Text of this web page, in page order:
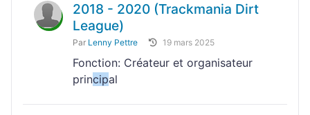
2018 - 2020 (Trackmania Dirt
League)
Par Lenny Pettre 19 mars 2025
Fonction: Créateur et organisateur
principal